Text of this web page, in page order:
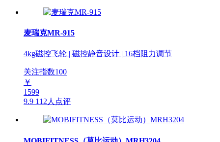
麦瑞克MR-915
4kg磁控飞轮 | 磁控静音设计 | 16档阻力调节
关注指数100
￥
1599
9.9 112人点评